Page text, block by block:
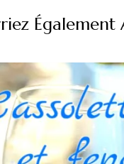
Également